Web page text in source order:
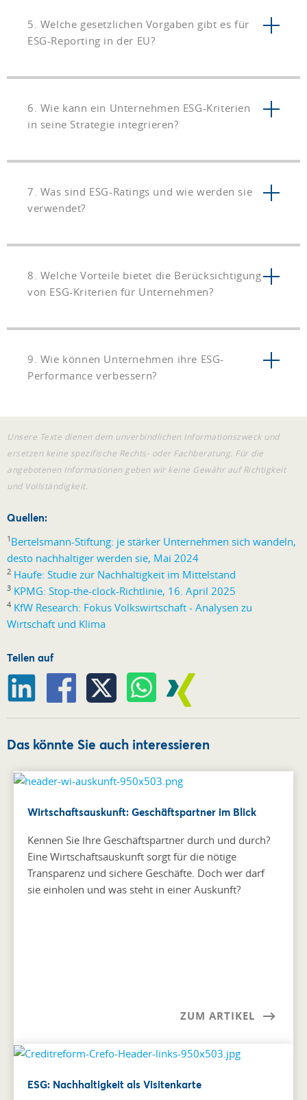
5. Welche gesetzlichen Vorgaben gibt es für
ESG-Reporting in der EU?
6. Wie kann ein Unternehmen ESG-Kriterien
in seine Strategie integrieren?
7. Was sind ESG-Ratings und wie werden sie
verwendet?
8. Welche Vorteile bietet die Berücksichtigung
von ESG-Kriterien für Unternehmen?
9. Wie können Unternehmen ihre ESG-
Performance verbessern?
Unsere Texte dienen dem unverbindlichen Informationszweck und
ersetzen keine spezifische Rechts- oder Fachberatung. Für die
angebotenen Informationen geben wir keine Gewähr auf Richtigkeit
und Vollständigkeit.
Quellen:
1 Bertelsmann-Stiftung: je stärker Unternehmen sich wandeln,
desto nachhaltiger werden sie, Mai 2024
2 Haufe: Studie zur Nachhaltigkeit im Mittelstand
3 KPMG: Stop-the-clock-Richtlinie, 16. April 2025
4 KfW Research: Fokus Volkswirtschaft - Analysen zu
Wirtschaft und Klima
Teilen auf
Das könnte Sie auch interessieren
Wirtschaftsauskunft: Geschäftspartner im Blick
Kennen Sie Ihre Geschäftspartner durch und durch?
Eine Wirtschaftsauskunft sorgt für die nötige
Transparenz und sichere Geschäfte. Doch wer darf
sie einholen und was steht in einer Auskunft?
ZUM ARTIKEL
ESG: Nachhaltigkeit als Visitenkarte